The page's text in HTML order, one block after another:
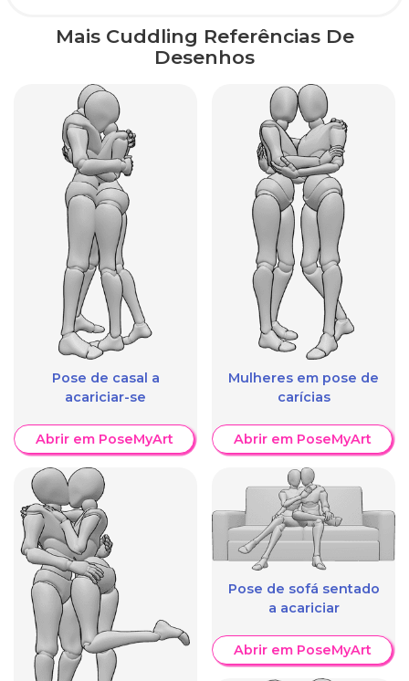
Mais Cuddling Referências De
Desenhos
Pose de casal a
acariciar-se
Abrir em PoseMyArt
Mulheres em pose de
carícias
Abrir em PoseMyArt
Pose de sofá sentado
a acariciar
Abrir em PoseMyArt